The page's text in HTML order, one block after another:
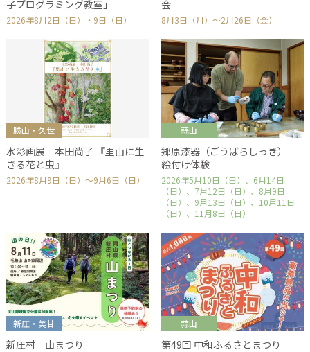
子プログラミング教室」
2026年8月2日（日）・9日（日）
会
8月3日（月）～2月26日（金）
勝山・久世
水彩画展 本田尚子 『里山に生
きる花と虫』
2026年8月9日（日）～9月6日（日）
蒜山
郷原漆器（ごうばらしっき）
絵付け体験
2026年5月10日（日）、6月14日
（日）、7月12日（日）、8月9日
（日）、9月13日（日）、10月11日
（日）、11月8日（日）
新庄・美甘
新庄村 山まつり
蒜山
第49回 中和ふるさとまつり